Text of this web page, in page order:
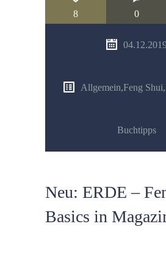
8 0
Allgemein,Feng Shui,
Buchtipps
Neu: ERDE –
Basics in